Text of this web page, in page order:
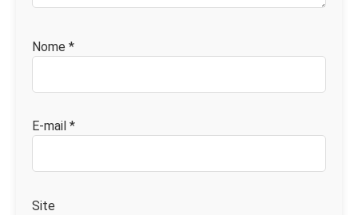
Nome *
E-mail *
Site